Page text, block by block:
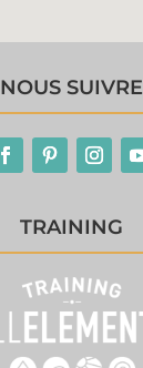
NOUS SUIVRE
TRAINING